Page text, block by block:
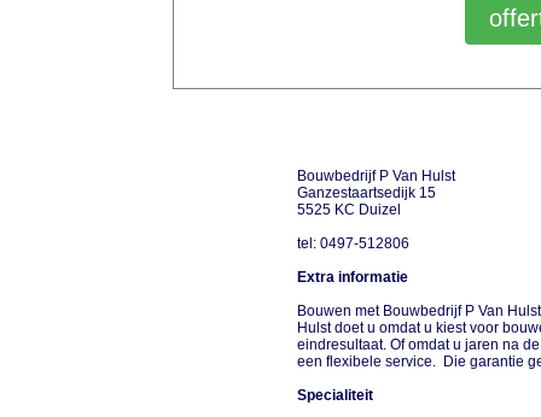
Bouwbedrijf P Van Hulst
Ganzestaartsedijk 15
5525 KC Duizel
tel: 0497-512806
Extra informatie
Bouwen met Bouwbedrijf P Van
Hulst doet u omdat u kiest voor
eindresultaat. Of omdat u jaren na
een flexibele service. Die garantie
Specialiteit